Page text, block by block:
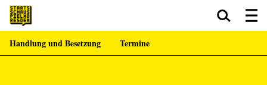
Zum Hauptinhalt springen Zum Footer springen
Handlung und Besetzung Termine